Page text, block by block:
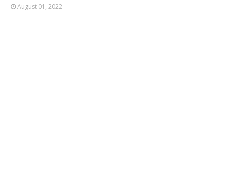
August 01, 2022